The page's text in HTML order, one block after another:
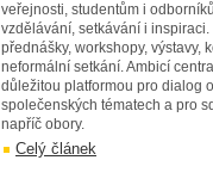
veřejnosti, studentům i
vzdělávání, setkávání i
přednášky, workshopy, výstavy,
neformální setkání. Ambicí
důležitou platformou pro dialog
společenských tématech a pro
napříč obory.
Celý článek